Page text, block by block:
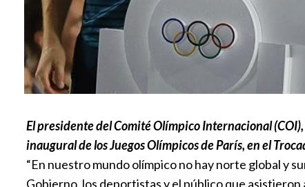
El presidente del Comité Olímpico Internacional
inaugural de los Juegos Olímpicos de París, en el
“En nuestro mundo olímpico no hay norte global y
Gobierno, los deportistas y el público que asistieron